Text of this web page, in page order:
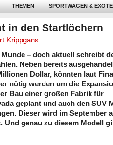
THEMEN SPORTWAGEN &
in den Startlöchern
Krippgans
– doch aktuell schreibt
Neben bereits
Dollar, könnten laut
nötig werden um die
Bau einer großen Fabrik für
geplant und auch den SUV
Dieser wird im September
Und genau zu diesem Modell